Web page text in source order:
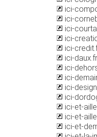
ici-
ici-
ici-
ici-
ici-
ici-daux.fr
ici-
ici-
ici-
ici-
ici-et-
ici-et-
ici-et-